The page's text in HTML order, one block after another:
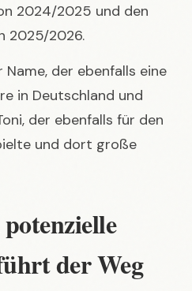
2024/2025 und den
2025/2026.
der ebenfalls eine
in Deutschland und
, der ebenfalls für den
und dort große
der Weg